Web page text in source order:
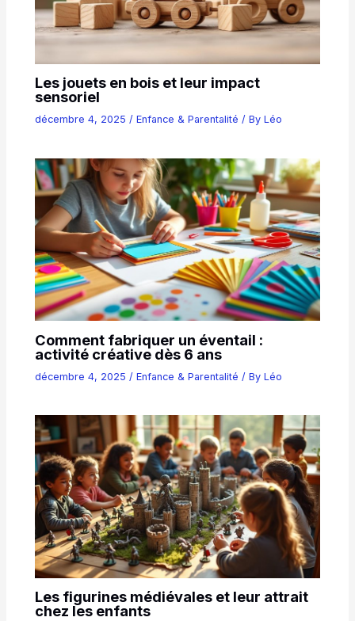
Les jouets en bois et leur impact
sensoriel
décembre 4, 2025/Enfance & Parentalité / ByLéo
Comment fabriquer un éventail :
activité créative dès 6 ans
décembre 4, 2025 /Enfance & Parentalité / ByLéo
Les figurines médiévales et leur attrait
chez les enfants